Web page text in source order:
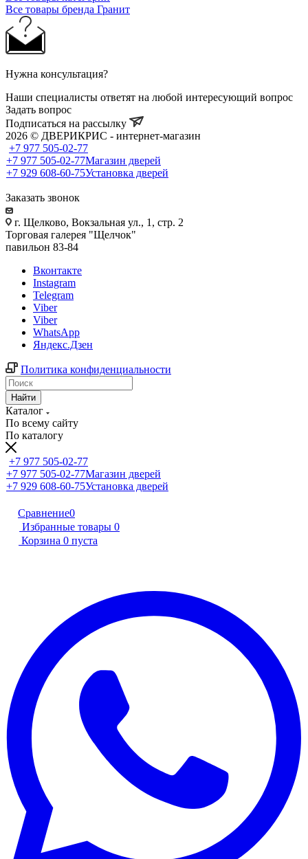
Все товары бренда Гранит
Нужна консультация?
Наши специалисты ответят на любой интересующий вопрос
Задать вопрос
Подписаться на рассылку
2026 © ДВЕРИКРИС - интернет-магазин
+7 977 505-02-77
+7 977 505-02-77Магазин дверей
+7 929 608-60-75Установка дверей
Заказать звонок
г. Щелково, Вокзальная ул., 1, стр. 2
Торговая галерея "Щелчок"
павильон 83-84
Вконтакте
Instagram
Telegram
Viber
Viber
WhatsApp
Яндекс.Дзен
Политика конфиденциальности
Найти
Каталог
По всему сайту
По каталогу
+7 977 505-02-77
+7 977 505-02-77Магазин дверей
+7 929 608-60-75Установка дверей
Сравнение0
Избранные товары 0
Корзина 0 пуста